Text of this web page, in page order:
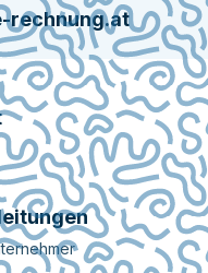
rechnung.at